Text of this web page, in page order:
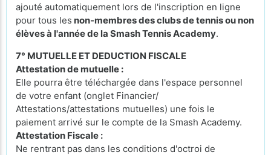
ajouté automatiquement lors de l'inscription en ligne
pour tous les non-membres des clubs de tennis ou non
élèves à l'année de la Smash Tennis Academy.
7° MUTUELLE ET DEDUCTION FISCALE
Attestation de mutuelle :
Elle pourra être téléchargée dans l'espace personnel
de votre enfant (onglet Financier/
Attestations/attestations mutuelles) une fois le
paiement arrivé sur le compte de la Smash Academy.
Attestation Fiscale :
Ne rentrant pas dans les conditions d'octroi de